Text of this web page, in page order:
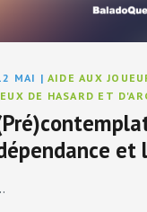
MAI | AIDE AUX
DE HASARD ET
et